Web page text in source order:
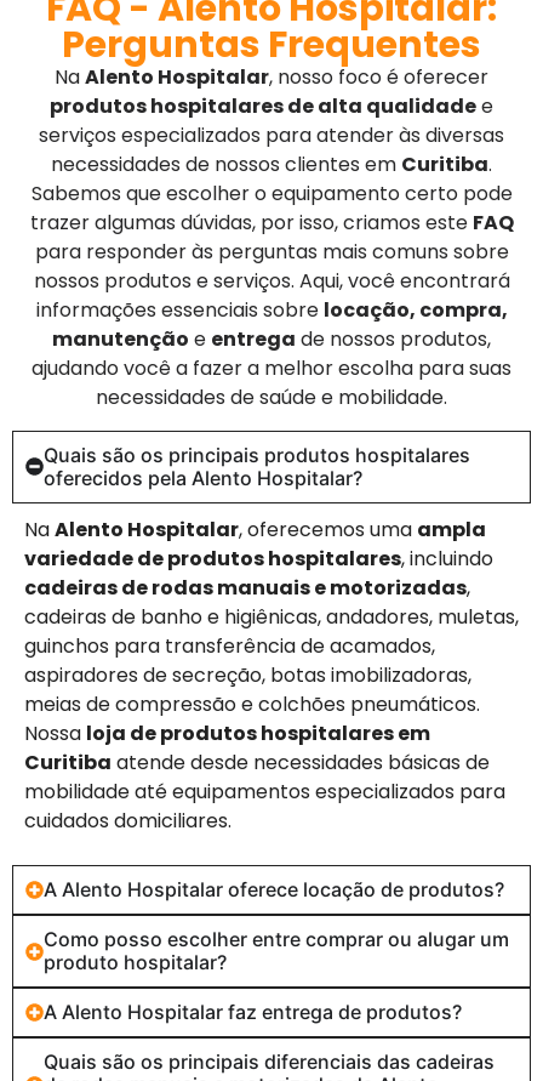
Perguntas Frequentes
NaAlento Hospitalar, nosso foco é oferecer
produtos hospitalares de alta qualidadee
serviços especializados para atender às diversas
necessidades de nossos clientes em Curitiba.
Sabemos que escolher o equipamento certo pode
trazer algumas dúvidas, por isso, criamos este FAQ
para responder às perguntas mais comuns sobre
nossos produtos e serviços. Aqui, você encontrará
informações essenciais sobre locação, compra,
manutenção e entrega de nossos produtos,
ajudando você a fazer a melhor escolha para suas
necessidades de saúde e mobilidade.
Quais são os principais produtos hospitalares
oferecidos pela Alento Hospitalar?
NaAlento Hospitalar, oferecemos uma ampla
variedade de produtos hospitalares, incluindo
cadeiras de rodas manuais e motorizadas,
cadeiras de banho e higiênicas, andadores, muletas,
guinchos para transferência de acamados,
aspiradores de secreção, botas imobilizadoras,
meias de compressão e colchões pneumáticos.
Nossa loja de produtos hospitalares em
Curitiba atende desde necessidades básicas de
mobilidade até equipamentos especializados para
cuidados domiciliares.
A Alento Hospitalar oferece locação de produtos?
Como posso escolher entre comprar ou alugar um
produto hospitalar?
A Alento Hospitalar faz entrega de produtos?
Quais são os principais diferenciais das cadeiras